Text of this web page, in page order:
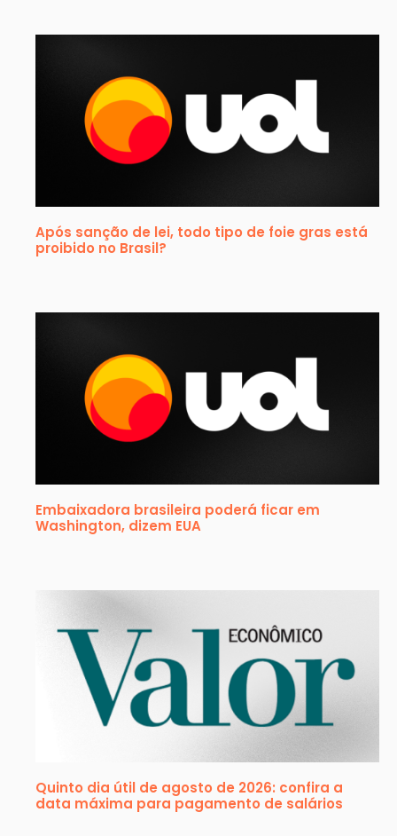
Após sanção de lei, todo tipo de foie gras está
proibido no Brasil?
Embaixadora brasileira poderá ficar em
Washington, dizem EUA
Quinto dia útil de agosto de 2026: confira a
data máxima para pagamento de salários